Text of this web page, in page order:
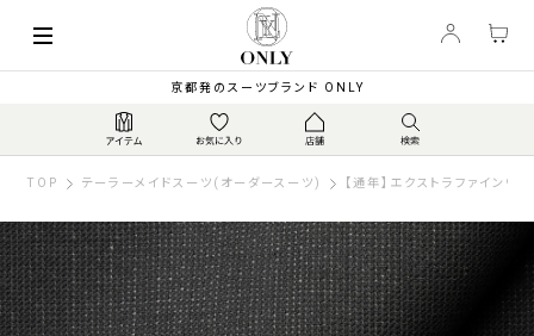
京都発のスーツブランド ONLY
TOP テーラーメイドスーツ(オーダースーツ) 【通年】エクストラファインウ